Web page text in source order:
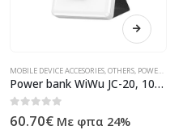
,ΠΡΟΪΌΝΤΑ ΠΛΗΡΟΦΟΡΙΚΉΣ - ΚΙΝΗΤΉΣ
MOBILE DEVICE ACCESORIES OTHERS POWER BANKS
Power bank WiWu JC-20, 10000mAh, 20W, Qi, MagSafe, Different colors – 87079
0out of 5
60.70€ Με φπα 24%